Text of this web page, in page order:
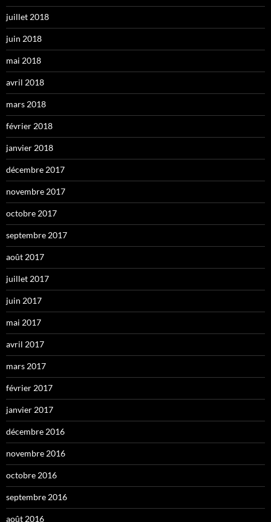
juillet 2018
juin 2018
mai 2018
avril 2018
mars 2018
février 2018
janvier 2018
décembre 2017
novembre 2017
octobre 2017
septembre 2017
août 2017
juillet 2017
juin 2017
mai 2017
avril 2017
mars 2017
février 2017
janvier 2017
décembre 2016
novembre 2016
octobre 2016
septembre 2016
août 2016